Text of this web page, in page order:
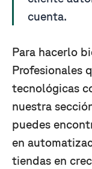
cuenta.
Para hacerlo
Profesionales
tecnológicas
nuestra
puedes
en
tiendas en